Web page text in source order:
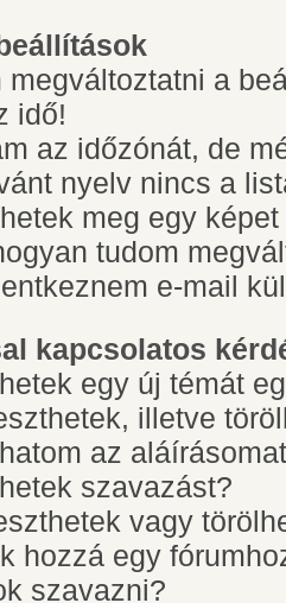
megváltoztatni a
idő!
az időzónát, de
nyelv nincs a
meg egy
tudom
e-mail
kapcsolatos
egy új témát
illetve
az
szavazást?
vagy
hozzá egy
szavazni?